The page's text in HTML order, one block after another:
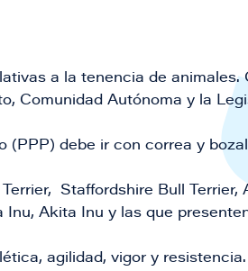
a la tenencia de animales.
Comunidad Autónoma y la
(PPP) debe ir con correa y
Staffordshire Bull Terrier,
Inu, Akita Inu y las que
agilidad, vigor y resistencia.